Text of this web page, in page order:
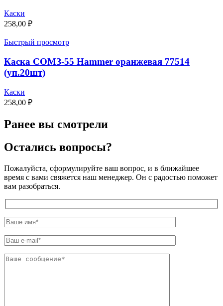
Каски
258,00 ₽
Быстрый просмотр
Каска СОМЗ-55 Hammer оранжевая 77514
(уп.20шт)
Каски
258,00 ₽
Ранее вы смотрели
Остались вопросы?
Пожалуйста, сформулируйте ваш вопрос, и в ближайшее
время с вами свяжется наш менеджер. Он с радостью поможет
вам разобраться.